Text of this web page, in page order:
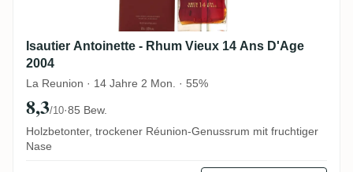
Isautier Antoinette - Rhum Vieux 14 Ans D'Age
2004
La Reunion · 14 Jahre 2 Mon. · 55%
8,3/10·85 Bew.
Holzbetonter, trockener Réunion-Genussrum mit fruchtiger
Nase